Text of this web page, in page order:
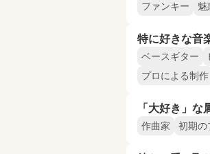
ファンキー
魅
特に好きな音
ベースギター
プロによる制作
「大好き」な
作曲家 初期の